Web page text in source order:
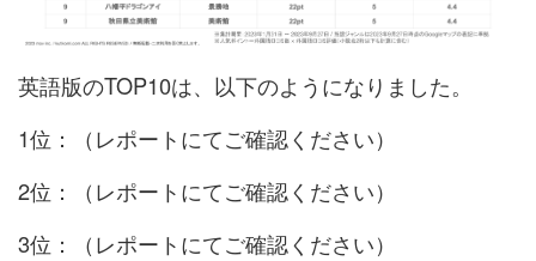
英語版のTOP10は、以下のようになりました。
1位：（レポートにてご確認ください）
2位：（レポートにてご確認ください）
3位：（レポートにてご確認ください）